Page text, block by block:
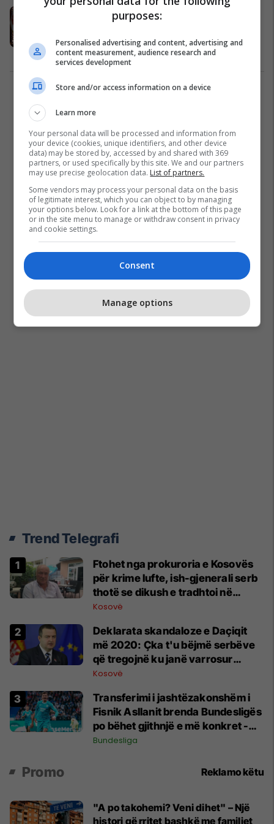
Oltion Bilalli nënshkruan
Balikesirspor
Ligat tjera 06/08/2020
1
Trend Telegrafi
Ftohet nga prokuroria e Kosovës
për krime lufte, ish-gjenerali serb
thotë se dikush e tradhtoi në
Beograd
Kosovë
​Deklarata skandaloze e Daçiqit
më 2020: Çka t'u bëjmë serbëve
që tregojnë ku janë varrosur
shqiptarët në Serbi
Kosovë
Transferimi i jashtëzakonshëm i
Fisnik Asllanit brenda Bundesligës
po bëhet gjithnjë e më konkret -
detajet e fundit
Bundesliga
Promo Reklamo këtu
"A po takohemi? Veni dihet" – Një
histori që rritet bashkë me familjet
purposes:
Personalised advertising and content, advertising and
content measurement, audience research and
services development
Store and/or access information on a device
Learn more
Your personal data will be processed and information from
your device (cookies, unique identifiers, and other device
data) may be stored by, accessed by and shared with 369
partners, or used specifically by this site. We and our partners
may use precise geolocation data. List of partners.
Some vendors may process your personal data on the basis
of legitimate interest, which you can object to by managing
your options below. Look for a link at the bottom of this page
or in the site menu to manage or withdraw consent in privacy
and cookie settings.
Consent
Manage options